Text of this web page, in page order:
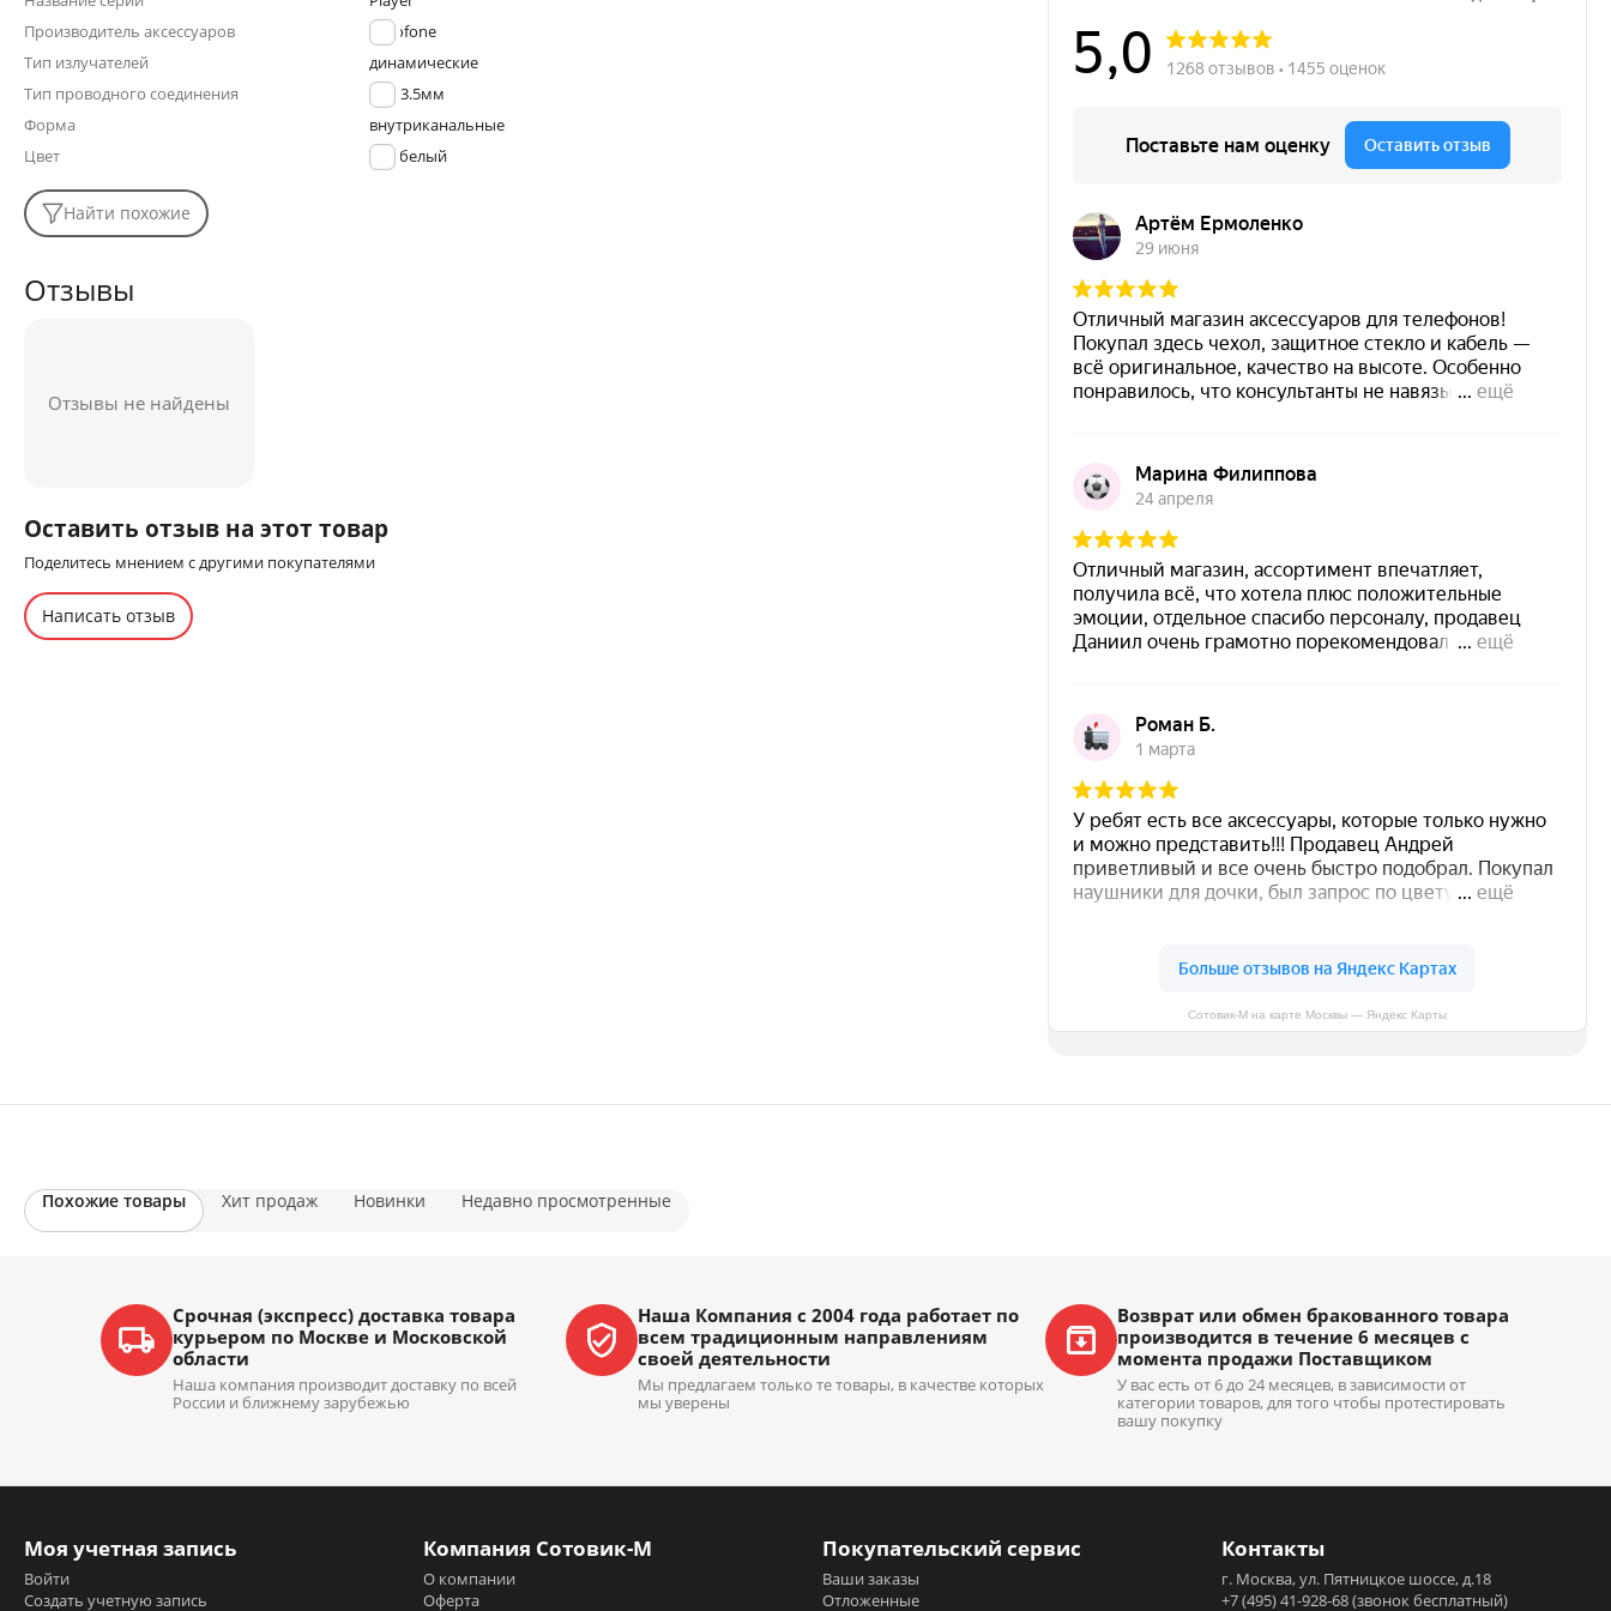
Сотовик-М на карте Москвы — Яндекс Карты
Производитель аксессуаров
Borofone
Тип излучателей
динамические
Тип проводного соединения
Jack 3.5мм
Форма
внутриканальные
Цвет
белый
Найти похожие
Отзывы
Отзывы не найдены
Оставить отзыв на этот товар
Поделитесь мнением с другими покупателями
Написать отзыв
Похожие товары Хит продаж Новинки Недавно просмотренные
Срочная (экспресс) доставка товара
курьером по Москве и Московской
области
Наша компания производит доставку по всей
России и ближнему зарубежью
Наша Компания с 2004 года работает по
всем традиционным направлениям
своей деятельности
Мы предлагаем только те товары, в качестве которых
мы уверены
Возврат или обмен бракованного товара
производится в течение 6 месяцев с
момента продажи Поставщиком
У вас есть от 6 до 24 месяцев, в зависимости от
категории товаров, для того чтобы протестировать
вашу покупку
Моя учетная запись
Войти
Создать учетную запись
Компания Сотовик-М
О компании
Оферта
Покупательский сервис
Ваши заказы
Отложенные
Контакты
г. Москва, ул. Пятницкое шоссе, д.18
+7 (495) 41-928-68(звонок бесплатный)